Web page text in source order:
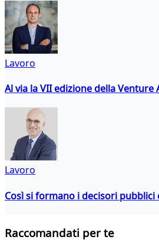
Lavoro
Al via la VII edizione della Venture
Lavoro
Così si formano i decisori pubblici
Raccomandati per te